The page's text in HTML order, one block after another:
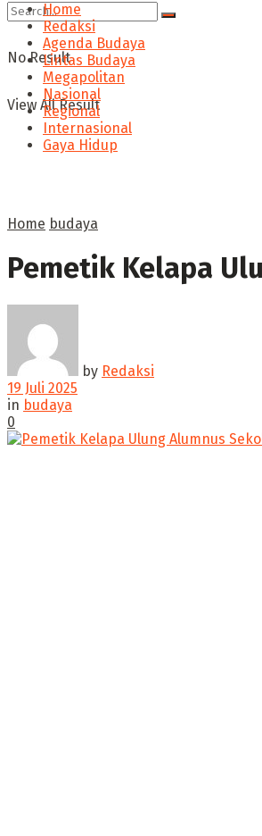
No Result
View All Result
Home
Redaksi
Agenda Budaya
Lintas Budaya
Megapolitan
Nasional
Regional
Internasional
Gaya Hidup
Home budaya
Pemetik Kelapa
by Redaksi
19 Juli 2025
in budaya
0